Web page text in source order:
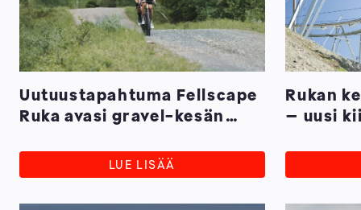
Uutuustapahtuma Fellscape
Ruka avasi gravel-kesän
LUE LISÄÄ
Rukan
– uusi